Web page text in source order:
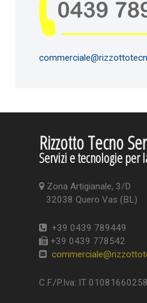
Rizzotto Tecno
Servizi e tecnologie per
Zona Artigianale, 3/D
32038 Quero Vas (BL)
+39 0439 789449
+39 0439 778542
C.F./P.Iva: IT 01081660258